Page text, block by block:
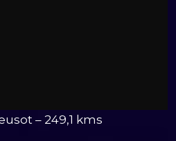
– 249,1 kms